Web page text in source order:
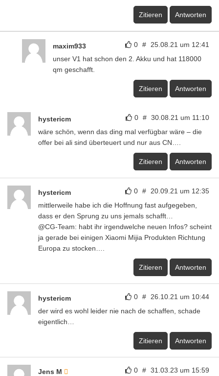
Zitieren Antworten
0 # 25.08.21 um 12:41
maxim933
unser V1 hat schon den 2. Akku und hat 118000
qm geschafft.
Zitieren Antworten
0 # 30.08.21 um 11:10
hystericm
wäre schön, wenn das ding mal verfügbar wäre – die
offer bei ali sind überteuert und nur aus CN….
Zitieren Antworten
0 # 20.09.21 um 12:35
hystericm
mittlerweile habe ich die Hoffnung fast aufgegeben,
dass er den Sprung zu uns jemals schafft…
@CG-Team: habt ihr irgendwelche neuen Infos? scheint
ja gerade bei einigen Xiaomi Mijia Produkten Richtung
Europa zu stocken….
Zitieren Antworten
0 # 26.10.21 um 10:44
hystericm
der wird es wohl leider nie nach de schaffen, schade
eigentlich…
Zitieren Antworten
0 # 31.03.23 um 15:59
Jens M